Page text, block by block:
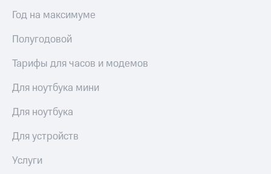
погашении
облигаций
Реквизиты
Контакты
развитие
деловая этика
На главную
Год на максимуме
Полугодовой
Тарифы для часов и модемов
Для ноутбука мини
Для ноутбука
Для устройств
Услуги